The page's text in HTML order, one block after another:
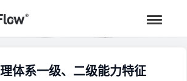
行业资讯
体系一级、二级能力特征